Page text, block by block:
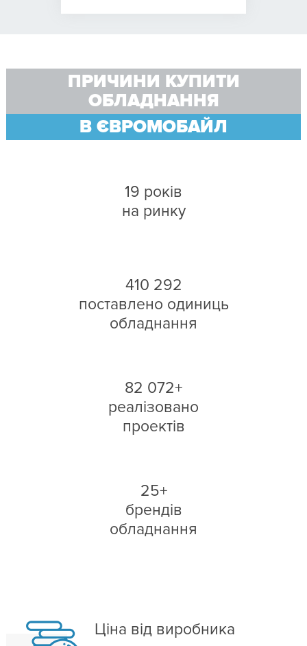
ПРИЧИНИ КУПИТИ
ОБЛАДНАННЯ
В ЄВРОМОБАЙЛ
19 років
на ринку
410 292
поставлено одиниць
обладнання
82 072+
реалізовано
проектів
25+
брендів
обладнання
Ціна від виробника